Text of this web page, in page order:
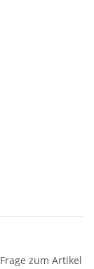
Frage zum Artikel